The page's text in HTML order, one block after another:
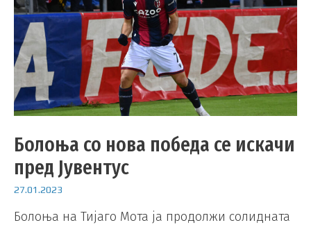
Болоња со нова победа се искачи
пред Јувентус
27.01.2023
Болоња на Тијаго Мота ја продолжи солидната